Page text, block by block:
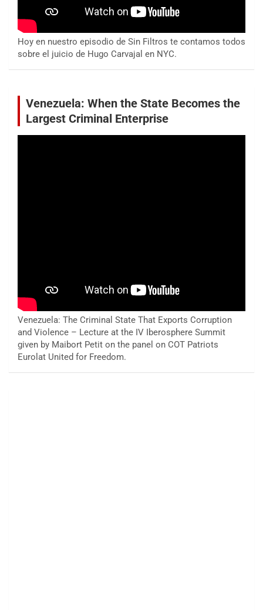
Hoy en nuestro episodio de Sin Filtros te contamos todos
sobre el juicio de Hugo Carvajal en NYC.
Venezuela: When the State Becomes the
Largest Criminal Enterprise
Venezuela: The Criminal State That Exports Corruption
and Violence – Lecture at the IV Iberosphere Summit
given by Maibort Petit on the panel on COT Patriots
Eurolat United for Freedom.